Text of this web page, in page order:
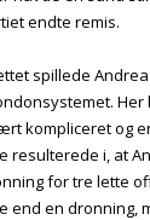
endte remis.
spillede Andrea
Her
kompliceret og
resulterede i, at
for tre lette
end en dronning,